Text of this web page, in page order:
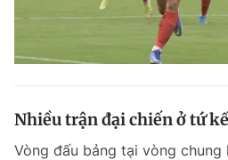
Nhiều trận đại chiến ở tứ
Vòng đấu bảng tại vòng chung